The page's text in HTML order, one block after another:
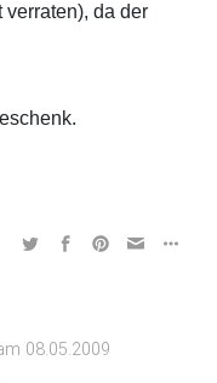
da der
08.05.2009